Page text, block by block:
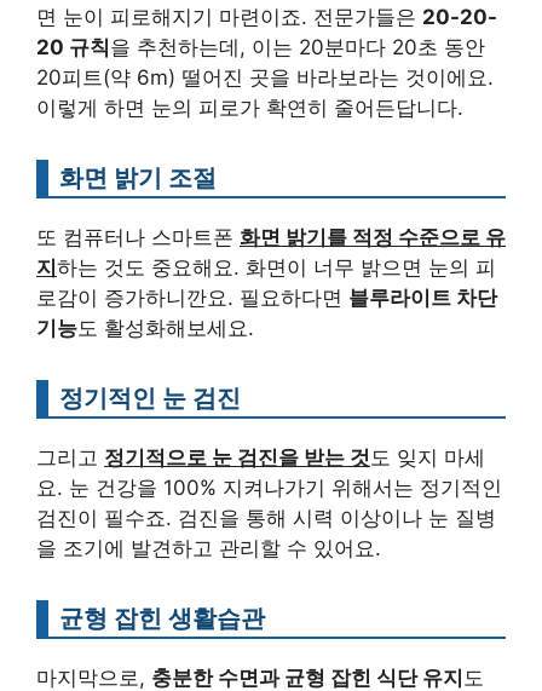
면 눈이 피로해지기 마련이죠. 전문가들은 20-20-
20 규칙을 추천하는데, 이는 20분마다 20초 동안
20피트(약 6m) 떨어진 곳을 바라보라는 것이에요.
이렇게 하면 눈의 피로가 확연히 줄어든답니다.
화면 밝기 조절
또 컴퓨터나 스마트폰 화면 밝기를 적정 수준으로 유
지하는 것도 중요해요. 화면이 너무 밝으면 눈의 피
로감이 증가하니깐요. 필요하다면 블루라이트 차단
기능도 활성화해보세요.
정기적인 눈 검진
그리고 정기적으로 눈 검진을 받는 것 도 잊지 마세
요. 눈 건강을 100% 지켜나가기 위해서는 정기적인
검진이 필수죠. 검진을 통해 시력 이상이나 눈 질병
을 조기에 발견하고 관리할 수 있어요.
균형 잡힌 생활습관
마지막으로, 충분한 수면과 균형 잡힌 식단 유지 도